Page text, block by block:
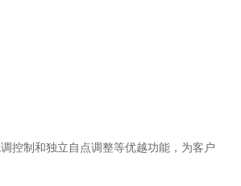
控制和独立自点调整等优越功能，为客户